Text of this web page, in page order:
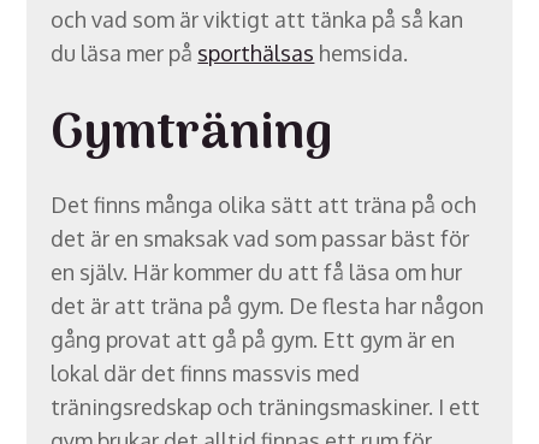
och vad som är viktigt att tänka på så kan
du läsa mer på sporthälsas hemsida.
Gymträning
Det finns många olika sätt att träna på och
det är en smaksak vad som passar bäst för
en själv. Här kommer du att få läsa om hur
det är att träna på gym. De flesta har någon
gång provat att gå på gym. Ett gym är en
lokal där det finns massvis med
träningsredskap och träningsmaskiner. I ett